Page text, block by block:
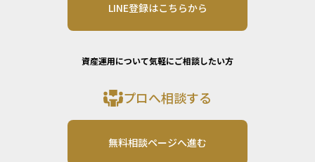
LINE登録はこちらから
資産運用について気軽にご相談したい方
プロへ相談する
無料相談ページへ進む